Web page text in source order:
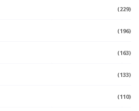
(229)
(196)
(163)
(133)
(110)